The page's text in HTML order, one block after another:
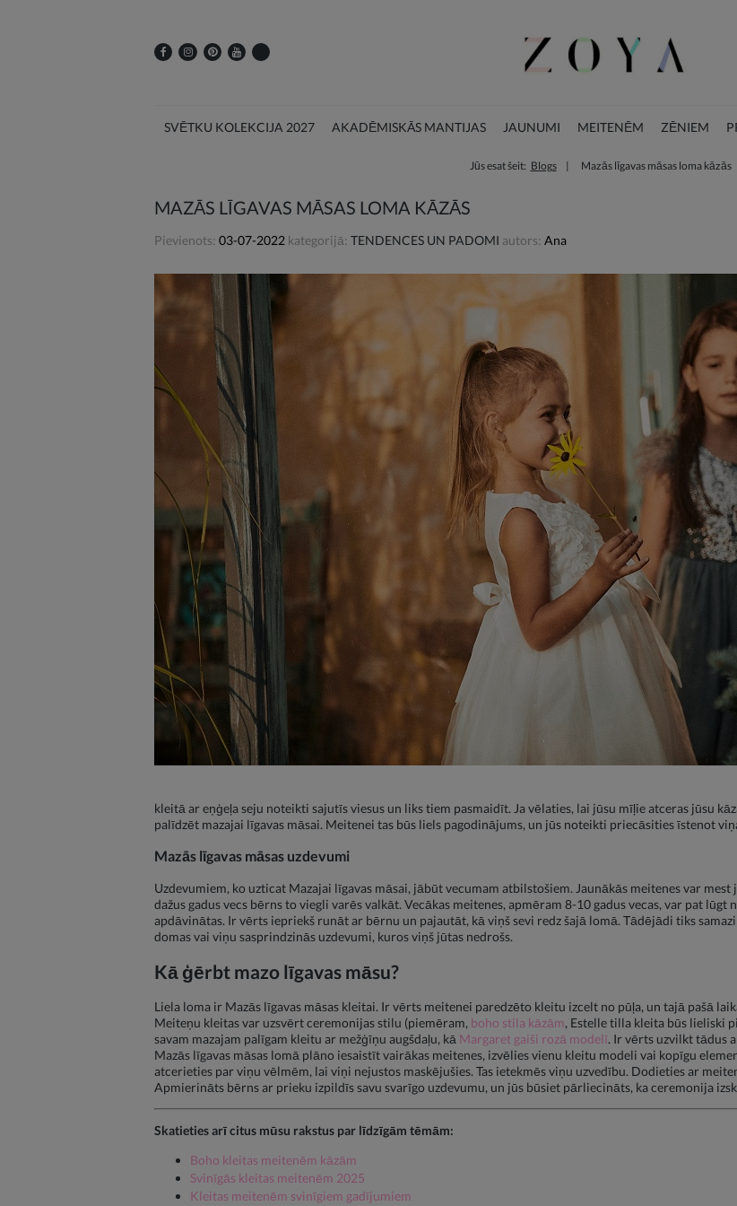
SVĒTKU KOLEKCIJA 2027 AKADĒMISKĀS MANTIJAS JAUNUMI MEITENĒM ZĒNIEM
Jūs esat šeit: Blogs Mazās līgavas māsas loma kāzās
MAZĀS LĪGAVAS MĀSAS LOMA KĀZĀS
Pievienots: 03-07-2022 kategorijā: TENDENCES UN PADOMI autors: Ana
kleitā ar eņģeļa seju noteikti sajutīs viesus un liks tiem pasmaidīt. Ja vēlaties, lai jūsu mīļie atceras jūsu
palīdzēt mazajai līgavas māsai. Meitenei tas būs liels pagodinājums, un jūs noteikti priecāsities īstenot
Mazās līgavas māsas uzdevumi
Uzdevumiem, ko uzticat Mazajai līgavas māsai, jābūt vecumam atbilstošiem. Jaunākās meitenes var
dažus gadus vecs bērns to viegli varēs valkāt. Vecākas meitenes, apmēram 8-10 gadus vecas, var pat
apdāvinātas. Ir vērts iepriekš runāt ar bērnu un pajautāt, kā viņš sevi redz šajā lomā. Tādējādi tiks
domas vai viņu sasprindzinās uzdevumi, kuros viņš jūtas nedrošs.
Kā ģērbt mazo līgavas māsu?
Liela loma ir Mazās līgavas māsas kleitai. Ir vērts meitenei paredzēto kleitu izcelt no pūļa, un tajā pašā
Meiteņu kleitas var uzsvērt ceremonijas stilu (piemēram, boho stila kāzām, Estelle tilla kleita būs lieliski
savam mazajam palīgam kleitu ar mežģīņu augšdaļu, kā Margaret gaiši rozā modelī. Ir vērts uzvilkt tādus
Mazās līgavas māsas lomā plāno iesaistīt vairākas meitenes, izvēlies vienu kleitu modeli vai kopīgu
atcerieties par viņu vēlmēm, lai viņi nejustos maskējušies. Tas ietekmēs viņu uzvedību. Dodieties ar
Apmierināts bērns ar prieku izpildīs savu svarīgo uzdevumu, un jūs būsiet pārliecināts, ka ceremonija
Skatieties arī citus mūsu rakstus par līdzīgām tēmām:
Boho kleitas meitenēm kāzām
Svinīgās kleitas meitenēm 2025
Kleitas meitenēm svinīgiem gadījumiem